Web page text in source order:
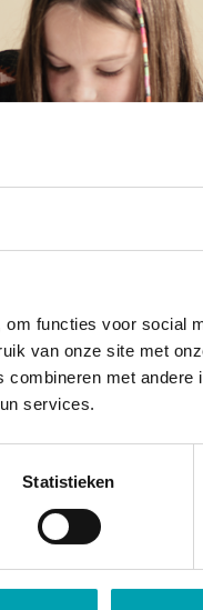
functies voor social
van onze site met
met andere
services.
Statistieken
aantal scholen op